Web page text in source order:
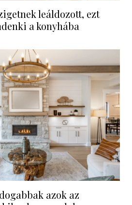
leáldozott, ezt
a konyhába
azok az